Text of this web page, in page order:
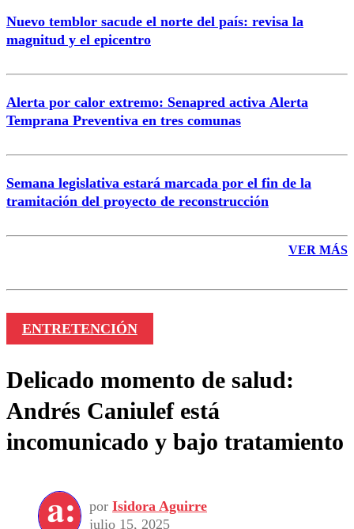
Nuevo temblor sacude el norte del país: revisa la
magnitud y el epicentro
Alerta por calor extremo: Senapred activa Alerta
Temprana Preventiva en tres comunas
Semana legislativa estará marcada por el fin de la
tramitación del proyecto de reconstrucción
VER MÁS
ENTRETENCIÓN
Delicado momento de salud:
Andrés Caniulef está
incomunicado y bajo tratamiento
por Isidora Aguirre
julio 15, 2025